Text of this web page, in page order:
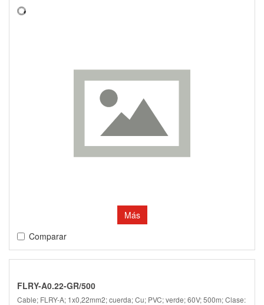
Más
Comparar
FLRY-A0.22-GR/500
Cable; FLRY-A; 1x0,22mm2; cuerda; Cu; PVC; verde; 60V; 500m; Clase: